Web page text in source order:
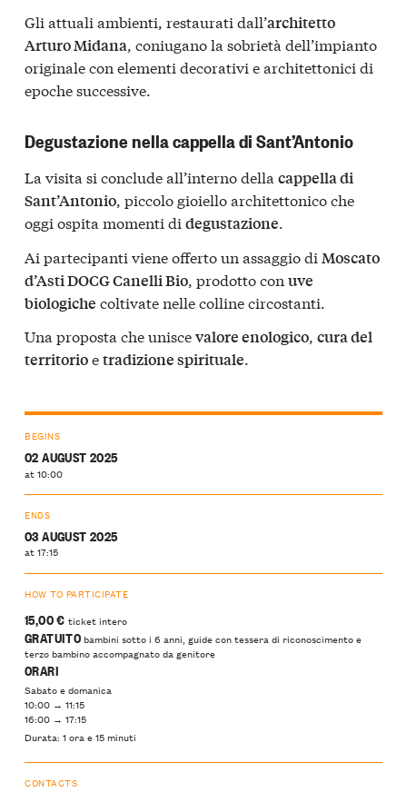
Gli attuali ambienti, restaurati dall’architetto
Arturo Midana, coniugano la sobrietà dell’impianto
originale con elementi decorativi e architettonici di
epoche successive.
Degustazione nella cappella di Sant’Antonio
La visita si conclude all’interno della cappella di
Sant’Antonio, piccolo gioiello architettonico che
oggi ospita momenti di degustazione.
Ai partecipanti viene offerto un assaggio di Moscato
d’Asti DOCG Canelli Bio, prodotto con uve
biologiche coltivate nelle colline circostanti.
Una proposta che uniscevalore enologico, cura del
territorioetradizione spirituale.
BEGINS
02 AUGUST 2025
at 10:00
ENDS
03 AUGUST 2025
at 17:15
HOW TO PARTICIPATE
15,00€ ticket intero
GRATUITObambini sotto i 6 anni, guide con tessera di riconoscimento e
terzo bambino accompagnato da genitore
ORARI
Sabato e domanica
10:00 → 11:15
16:00 → 17:15
Durata: 1 ora e 15 minuti
CONTACTS